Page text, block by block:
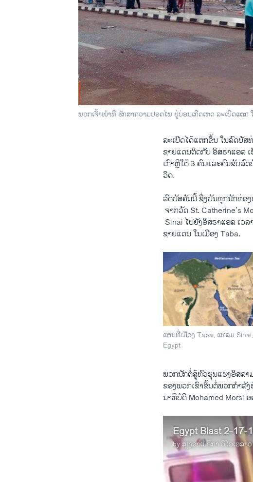
ພວກເຈົ້າໜ້າທີ່ ຮັກສາຄວາມປອດໄພ ຢູ່ບ່ອນເກີດເຫດ ລະເບີດແຕ
ລະ​ເບີດ​ໄດ້​ແຕກ​ຂຶ້ນ ​ໃນ​ລົດ​ບັສ
ຊາຍແດນຕິດ​ກັບ​ ອິສຣາ​ແອ​ລ
ເກົາຫຼີ​ໃຕ້ 3 ຄົນແລະ​ຄົນ​ຂັບ​ລົ
ວິດ.
ລົດ​ບັສຄັນ​ນີ້ ຊຶ່ງ​ບັນທຸກ​ນັກ​ທ່ອງ​
ຈາກ​ວັດ St. Catherine’s
Sinai ​ໄປ​ຍັງ​ອິສຣາ​ແອ​ລ ​ເວ
ຊາຍ​ແດນ​ ໃນ​ເມືອງ Taba.
ແຜນທີ່ເມືອງ Taba, ແຫລມ
Egypt
ພວກ​ນັກ​ຕໍ່ສູ້​ຫົວ​ຮຸນ​ແຮງ​ອິສລາ
ຂອງ​ພວກ​ເຂົາ​ຂຶ້ນ​ຕໍ່​ພວກ​ກຳລັ
ນາ​ທິບໍດີ Mohamed Morsi
Egypt Blast 2-17-
byສຽງອາເມຣິກາ ວີໂອເອລາວ